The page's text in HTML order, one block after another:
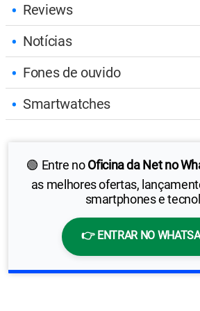
Reviews
Notícias
Fones de ouvido
Smartwatches
🟢 Entre noOficina da Net no
as melhores ofertas,
smartphones e
👉 ENTRAR NO